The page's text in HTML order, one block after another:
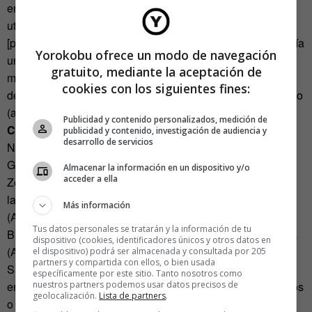
entrega, veremos el uso de rimas insultantes, así como su
utilidad en la educación de sus hijos.
[pullquote class=»right»]Una traslación al idioma sajón sería
un «the shell of your mother», que en inglés arrojaría algo
más cercano al vodevil y perdería toda la carga de
destrucción masiva que contiene el original latinoamericano
(argentino)[/pullquote]
Capacidad de destrucción y usos
Nivel de brutalidad en lugar de procedencia (escala
Gutemberg 1/10): 8
Zona de uso: Latinoamérica (Argentina) o emigrantes
latinoamericanos (argentinos) en países de habla hispana
(Argentina).
Brutalidad en cualquier otro sitio que no sea Latinoamérica
(Argentina) (escala Gutemberg 1/10): 1
Situación de empleo del insulto: Encontronazo cuasisúbito
entre dos partes antagónicas (rencillas de borrachos, novios
o novias despechadas y estadios de fútbol).
Yorokobu ofrece un modo de navegación
gratuito, mediante la aceptación de
cookies con los siguientes fines:
Publicidad y contenido personalizados, medición de
publicidad y contenido, investigación de audiencia y
desarrollo de servicios
Almacenar la información en un dispositivo y/o
acceder a ella
Más información
Tus datos personales se tratarán y la información de tu
dispositivo (cookies, identificadores únicos y otros datos en
el dispositivo) podrá ser almacenada y consultada por 205
partners y compartida con ellos, o bien usada
específicamente por este sitio. Tanto nosotros como
nuestros partners podemos usar datos precisos de
geolocalización. Lista de partners.